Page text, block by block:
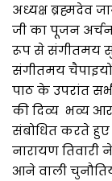
अध्यक्ष ब्रह्मदेव
जी का पूजन
रूप से संगीतमय
संगीतमय
पाठ के उपरांत
की दिव्य भव्य
संबोधित करते हुए
नारायण
आने वाली